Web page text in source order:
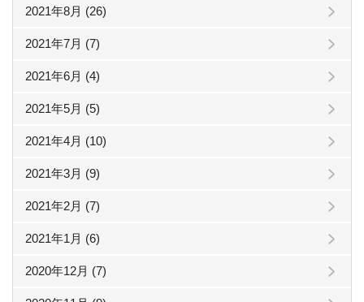
2021年8月 (26)
2021年7月 (7)
2021年6月 (4)
2021年5月 (5)
2021年4月 (10)
2021年3月 (9)
2021年2月 (7)
2021年1月 (6)
2020年12月 (7)